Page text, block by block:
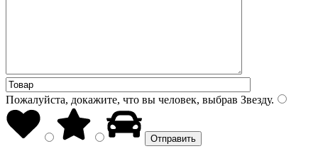
Пожалуйста, докажите, что вы человек, выбрав Звезду.